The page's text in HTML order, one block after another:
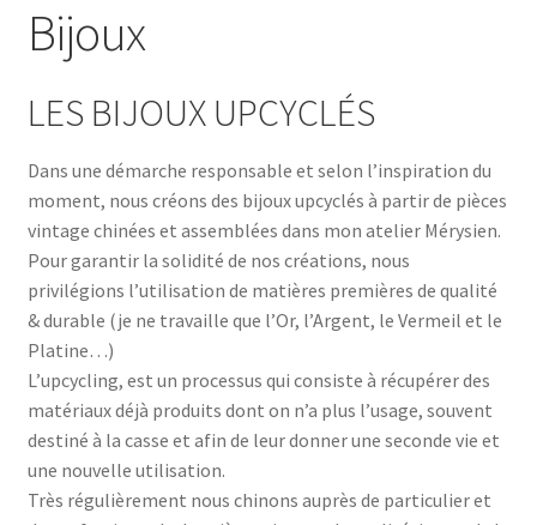
Bijoux
LES BIJOUX UPCYCLÉS
Dans une démarche responsable et selon l’inspiration du
moment, nous créons des bijoux upcyclés à partir de pièces
vintage chinées et assemblées dans mon atelier Mérysien.
Pour garantir la solidité de nos créations, nous
privilégions l’utilisation de matières premières de qualité
& durable (je ne travaille que l’Or, l’Argent, le Vermeil et le
Platine…)
L’upcycling, est un processus qui consiste à récupérer des
matériaux déjà produits dont on n’a plus l’usage, souvent
destiné à la casse et afin de leur donner une seconde vie et
une nouvelle utilisation.
Très régulièrement nous chinons auprès de particulier et